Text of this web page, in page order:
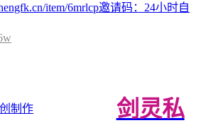
item/6mrlcp邀请码：24小时自
制作
剑灵私